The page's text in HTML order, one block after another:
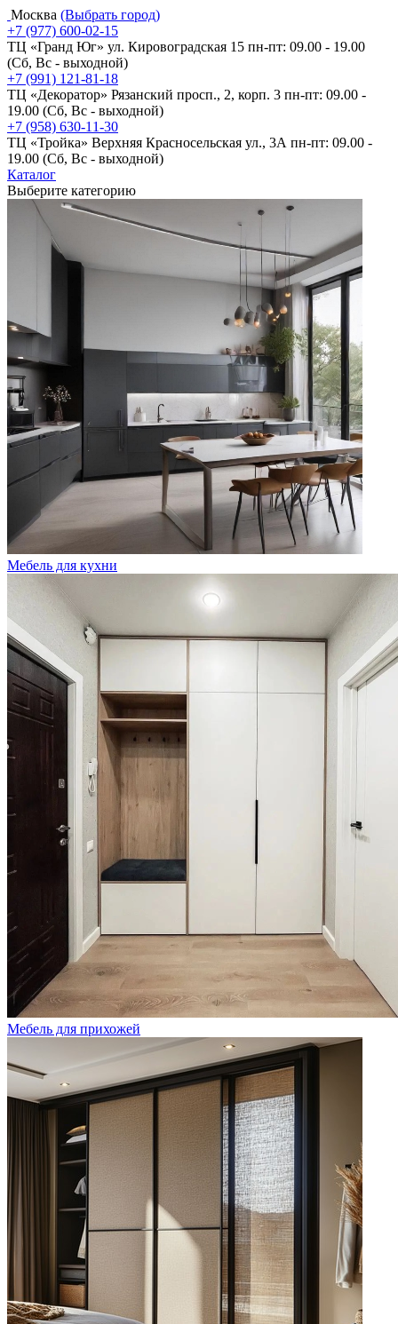
Москва (Выбрать город)
+7 (977) 600-02-15
ТЦ «Гранд Юг» ул. Кировоградская 15 пн-пт: 09.00 - 19.00
(Сб, Вс - выходной)
+7 (991) 121-81-18
ТЦ «Декоратор» Рязанский просп., 2, корп. 3 пн-пт: 09.00 -
19.00 (Сб, Вс - выходной)
+7 (958) 630-11-30
ТЦ «Тройка» Верхняя Красносельская ул., 3А пн-пт: 09.00 -
19.00 (Сб, Вс - выходной)
Каталог
Выберите категорию
Мебель для кухни
Мебель для прихожей